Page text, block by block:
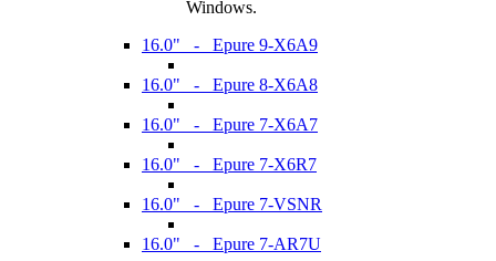
Windows.
16.0" - Epure 9-X6A9
16.0" - Epure 8-X6A8
16.0" - Epure 7-X6A7
16.0" - Epure 7-X6R7
16.0" - Epure 7-VSNR
16.0" - Epure 7-AR7U